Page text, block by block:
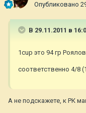
Опубликовано
В 29.11.2011 в
1cup это 94 гр
соответственно 4/8
А не подскажете, к РК